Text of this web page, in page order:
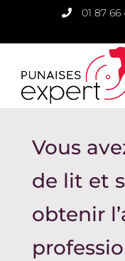
contenu
01 87 66
Vous
de lit et
obtenir